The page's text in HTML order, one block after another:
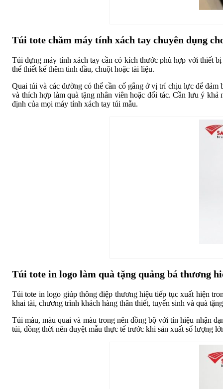
Túi tote chăm máy tính xách tay chuyên dụng
Túi đựng máy tính xách tay cần có kích thước phù hợp với thiết
thể thiết kế thêm tinh dầu, chuột hoặc tài liệu.
Quai túi và các đường có thể cần cố gắng ở vị trí chịu lực để
và thích hợp làm quà tặng nhân viên hoặc đối tác. Cần lưu ý
định của mọi máy tính xách tay túi mẫu.
Túi tote in logo làm quà tặng quảng bá thương
Túi tote in logo giúp thông điệp thương hiệu tiếp tục xuất hiện
khai tài, chương trình khách hàng thân thiết, tuyển sinh và quà
Túi màu, màu quai và màu trong nên đồng bộ với tín hiệu nhận
túi, đồng thời nên duyệt mẫu thực tế trước khi sản xuất số lượng